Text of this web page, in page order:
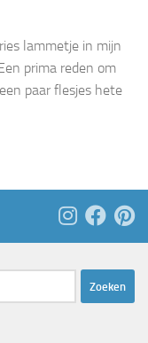
lammetje in mijn
prima reden om
paar flesjes hete